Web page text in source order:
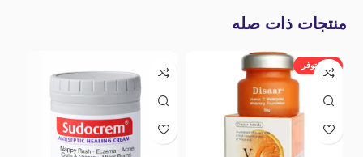
منتجات ذات صله
غير متوفر